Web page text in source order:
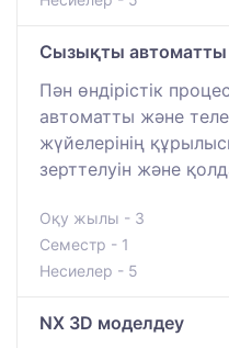
Сызықты автоматты
Пән өндірістік
автоматты және
жүйелерінің
зерттелуін және
Оқу жылы - 3
Семестр - 1
Несиелер - 5
NX 3D моделдеу